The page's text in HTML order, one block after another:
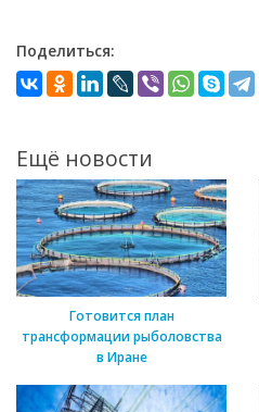
Поделиться:
Ещё новости
Готовится план
трансформации рыболовства
в Иране